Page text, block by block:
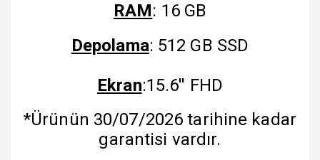
RAM: 16 GB
Depolama: 512 GB SSD
Ekran:15.6'' FHD
*Ürünün 30/07/2026 tarihine kadar
garantisi vardır.